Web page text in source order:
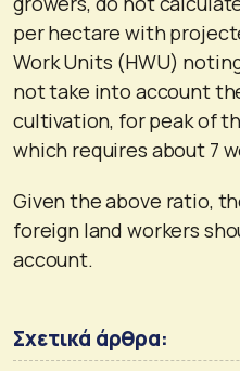
per hectare with
Work Units (HWU)
not take into account
cultivation, for peak of
which requires about 7
Given the above ratio,
foreign land workers
account.
Σχετικά άρθρα: